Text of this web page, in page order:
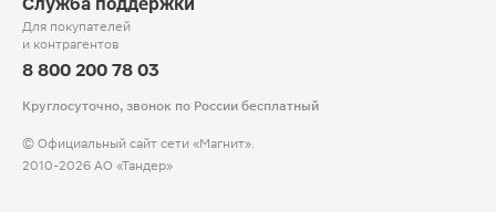
Для покупателей
и контрагентов
8 800 200 78 03
Круглосуточно, звонок по России бесплатный
© Официальный сайт сети «Магнит».
2010-2026 АО «Тандер»